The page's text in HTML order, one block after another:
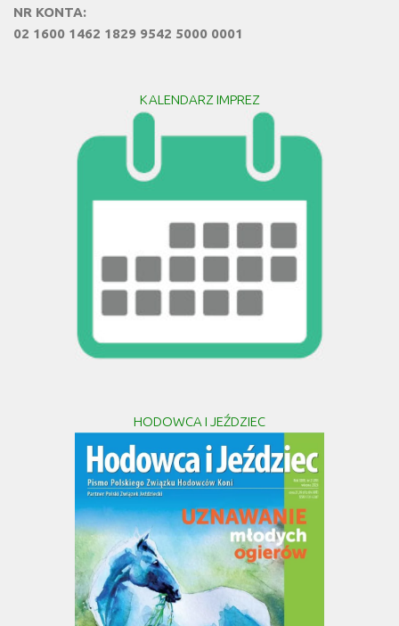
NR KONTA:
02 1600 1462 1829 9542 5000 0001
KALENDARZ IMPREZ
HODOWCA I JEŹDZIEC